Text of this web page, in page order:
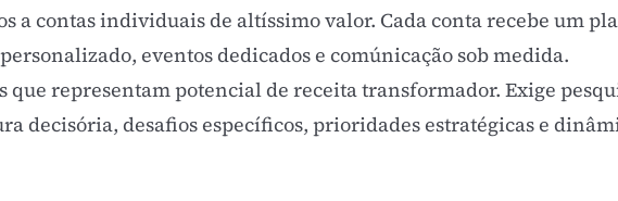
a contas individuais de altíssimo valor. Cada conta recebe um
eventos dedicados e comúnicação sob medida.
que representam potencial de receita transformador. Exige
decisória, desafios específicos, prioridades estratégicas e